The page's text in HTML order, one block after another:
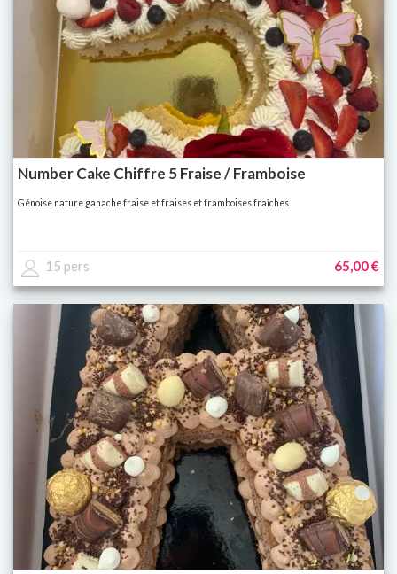
Number Cake Chiffre 5 Fraise / Framboise
Génoise nature ganache fraise et fraises et framboises fraîches
15 pers 65,00 €